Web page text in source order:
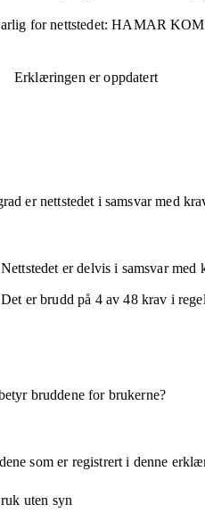
for nettstedet: HAMAR
Erklæringen er oppdatert
er nettstedet i samsvar med
Nettstedet erdelvis i samsvarmed
Det er brudd på 4av48krav i
bruddene for brukerne?
som er registrert i denne
uten syn